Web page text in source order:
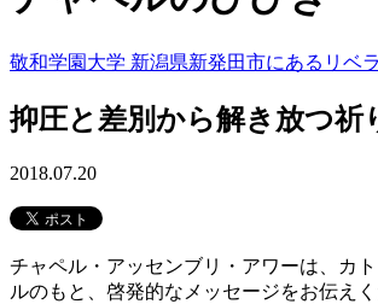
敬和学園大学 新潟県新発田市にあるリベ
抑圧と差別から解き放つ祈
2018.07.20
チャペル・アッセンブリ・アワーは、カ
ルのもと、啓発的なメッセージをお伝え